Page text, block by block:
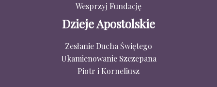
Wesprzyj Fundację
Dzieje Apostolskie
Zesłanie Ducha Świętego
Ukamienowanie Szczepana
Piotr i Korneliusz